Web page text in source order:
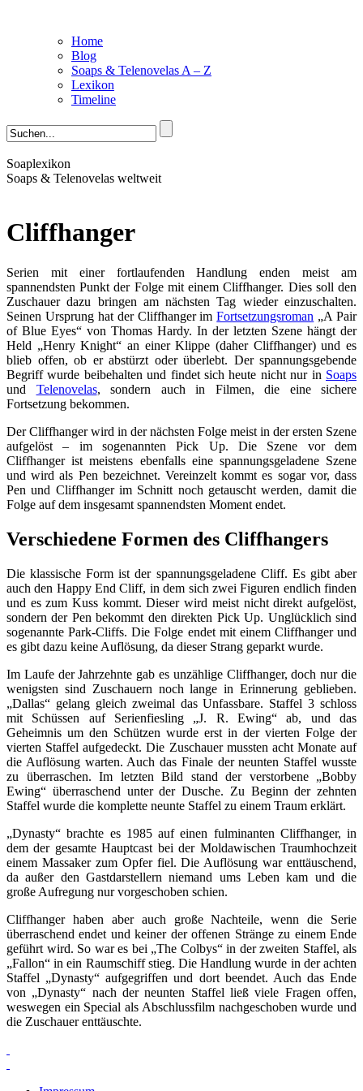
Home
Blog
Soaps & Telenovelas A – Z
Lexikon
Timeline
Soaplexikon
Soaps & Telenovelas weltweit
Cliffhanger
Serien mit einer fortlaufenden Handlung enden meist am
spannendsten Punkt der Folge mit einem Cliffhanger. Dies soll den
Zuschauer dazu bringen am nächsten Tag wieder einzuschalten.
Seinen Ursprung hat der Cliffhanger imFortsetzungsroman „A Pair
of Blue Eyes“ von Thomas Hardy. In der letzten Szene hängt der
Held „Henry Knight“ an einer Klippe (daher Cliffhanger) und es
blieb offen, ob er abstürzt oder überlebt. Der spannungsgebende
Begriff wurde beibehalten und findet sich heute nicht nur in Soaps
und Telenovelas, sondern auch in Filmen, die eine sichere
Fortsetzung bekommen.
Der Cliffhanger wird in der nächsten Folge meist in der ersten Szene
aufgelöst – im sogenannten Pick Up. Die Szene vor dem
Cliffhanger ist meistens ebenfalls eine spannungsgeladene Szene
und wird als Pen bezeichnet. Vereinzelt kommt es sogar vor, dass
Pen und Cliffhanger im Schnitt noch getauscht werden, damit die
Folge auf dem insgesamt spannendsten Moment endet.
Verschiedene Formen des Cliffhangers
Die klassische Form ist der spannungsgeladene Cliff. Es gibt aber
auch den Happy End Cliff, in dem sich zwei Figuren endlich finden
und es zum Kuss kommt. Dieser wird meist nicht direkt aufgelöst,
sondern der Pen bekommt den direkten Pick Up. Unglücklich sind
sogenannte Park-Cliffs. Die Folge endet mit einem Cliffhanger und
es gibt dazu keine Auflösung, da dieser Strang geparkt wurde.
Im Laufe der Jahrzehnte gab es unzählige Cliffhanger, doch nur die
wenigsten sind Zuschauern noch lange in Erinnerung geblieben.
„Dallas“ gelang gleich zweimal das Unfassbare. Staffel 3 schloss
mit Schüssen auf Serienfiesling „J. R. Ewing“ ab, und das
Geheimnis um den Schützen wurde erst in der vierten Folge der
vierten Staffel aufgedeckt. Die Zuschauer mussten acht Monate auf
die Auflösung warten. Auch das Finale der neunten Staffel wusste
zu überraschen. Im letzten Bild stand der verstorbene „Bobby
Ewing“ überraschend unter der Dusche. Zu Beginn der zehnten
Staffel wurde die komplette neunte Staffel zu einem Traum erklärt.
„Dynasty“ brachte es 1985 auf einen fulminanten Cliffhanger, in
dem der gesamte Hauptcast bei der Moldawischen Traumhochzeit
einem Massaker zum Opfer fiel. Die Auflösung war enttäuschend,
da außer den Gastdarstellern niemand ums Leben kam und die
große Aufregung nur vorgeschoben schien.
Cliffhanger haben aber auch große Nachteile, wenn die Serie
überraschend endet und keiner der offenen Stränge zu einem Ende
geführt wird. So war es bei „The Colbys“ in der zweiten Staffel, als
„Fallon“ in ein Raumschiff stieg. Die Handlung wurde in der achten
Staffel „Dynasty“ aufgegriffen und dort beendet. Auch das Ende
von „Dynasty“ nach der neunten Staffel ließ viele Fragen offen,
weswegen ein Special als Abschlussfilm nachgeschoben wurde und
die Zuschauer enttäuschte.